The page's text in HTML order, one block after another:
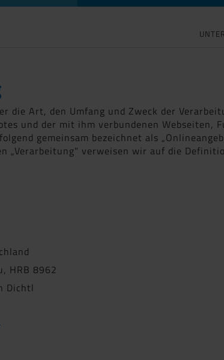
die Art, den Umfang und Zweck der
und der mit ihm verbundenen
gemeinsam bezeichnet als
„Verarbeitung" verweisen wir auf die
HRB 8962
Dichtl